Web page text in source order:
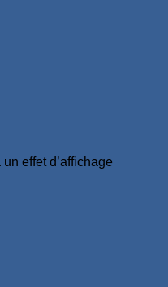
effet d’affichage